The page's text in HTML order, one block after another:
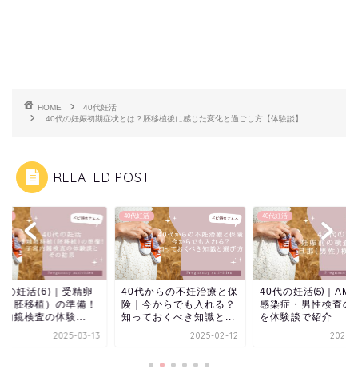
HOME
40代妊活
40代の妊娠初期症状とは？胚移植後に感じた変化と過ごし方【体験談】
RELATED POST
からの不妊治療と保
今からでも入れる？
ておくべき知識と...
2025-02-12
40代妊活
40代の妊活⑸｜AMH・
感染症・男性検査の流れ
を体験談で紹介
2025-02-11
40代妊活
40代の妊活⑷｜妊娠
すい体へ栄養満点の
でサポート！
2025-